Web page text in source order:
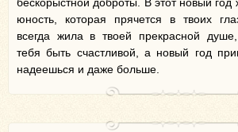
юность, которая прячется в твоих
всегда жила в твоей прекрасной
тебя быть счастливой, а новый год
надеешься и даже больше.